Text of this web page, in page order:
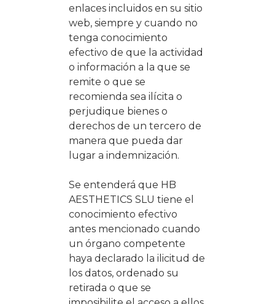
enlaces incluidos en su sitio
web, siempre y cuando no
tenga conocimiento
efectivo de que la actividad
o información a la que se
remite o que se
recomienda sea ilícita o
perjudique bienes o
derechos de un tercero de
manera que pueda dar
lugar a indemnización.
Se entenderá que HB
AESTHETICS SLU tiene el
conocimiento efectivo
antes mencionado cuando
un órgano competente
haya declarado la ilicitud de
los datos, ordenado su
retirada o que se